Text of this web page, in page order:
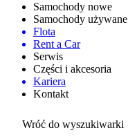
Samochody nowe
Samochody używane
Flota
Rent a Car
Serwis
Części i akcesoria
Kariera
Kontakt
Wróć do wyszukiwarki